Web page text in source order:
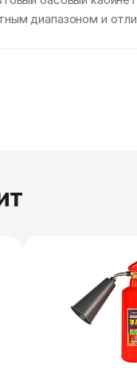
диапазоном и